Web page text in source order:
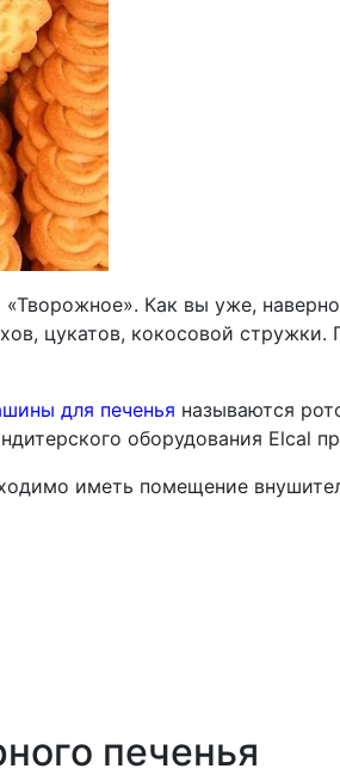
Как вы уже,
цукатов, кокосовой
для печенья называются
оборудования Elcal
иметь помещение
печенья